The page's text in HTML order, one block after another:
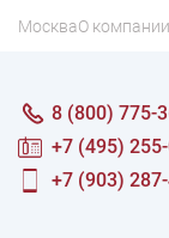
МоскваО компании
8 (800) 775-
+7 (495)
+7 (903)